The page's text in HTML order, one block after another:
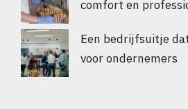
comfort en
Een bedrijfsuitje
voor ondernemers